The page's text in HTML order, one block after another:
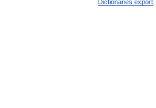
Dictionaries export